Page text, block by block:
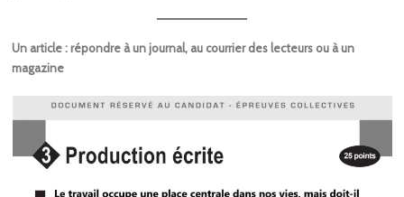
Un article : répondre à un journal, au courrier des lecteurs ou à un
magazine